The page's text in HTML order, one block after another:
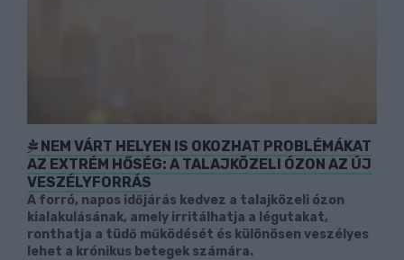
NEM VÁRT HELYEN IS OKOZHAT PROBLÉMÁKAT
AZ EXTRÉM HŐSÉG: A TALAJKÖZELI ÓZON AZ ÚJ
VESZÉLYFORRÁS
A forró, napos időjárás kedvez a talajközeli ózon
kialakulásának, amely irritálhatja a légutakat,
ronthatja a tüdő működését és különösen veszélyes
lehet a krónikus betegek számára.